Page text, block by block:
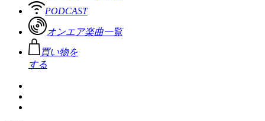
PODCAST
オンエア楽曲一覧
買い物を
する